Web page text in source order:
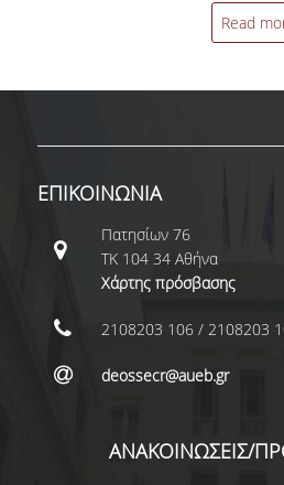
ΣΕΜΙΝΑΡΙΑ
ΣΤΟ ΔΕΟΣ
ΠΡΑΚΤΙΚΗ ΑΣΚΗΣΗ
ΟΡΟΙ,
Read
ΕΠΙΚΟΙΝΩΝΙΑ
Πατησίων 76
ΤΚ 104 34 Αθήνα
Χάρτης πρόσβασης
2108203 106 / 2108203
deossecr@aueb.gr
ΑΝΑΚΟΙΝΩΣΕΙΣ/